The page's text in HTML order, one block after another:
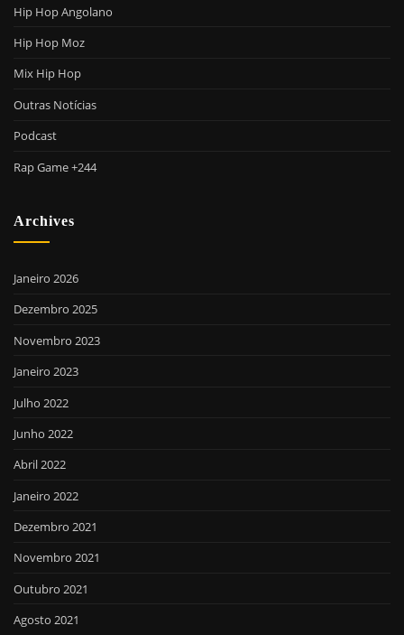
Hip Hop Angolano
Hip Hop Moz
Mix Hip Hop
Outras Notícias
Podcast
Rap Game +244
Archives
Janeiro 2026
Dezembro 2025
Novembro 2023
Janeiro 2023
Julho 2022
Junho 2022
Abril 2022
Janeiro 2022
Dezembro 2021
Novembro 2021
Outubro 2021
Agosto 2021